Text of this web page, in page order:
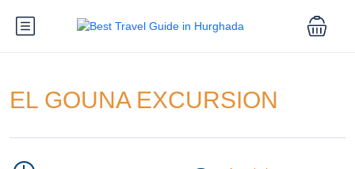
EL GOUNA EXCURSION